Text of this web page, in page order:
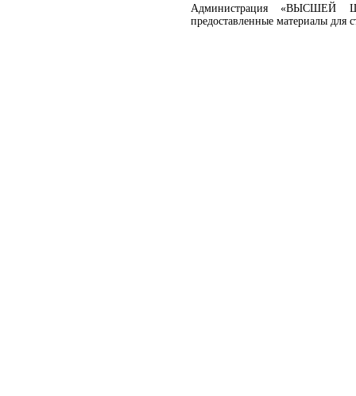
Администрация «ВЫСШЕЙ
предоставленные материалы для